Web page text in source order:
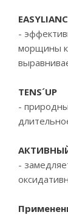
-
морщины к
TENS´UP
-
-